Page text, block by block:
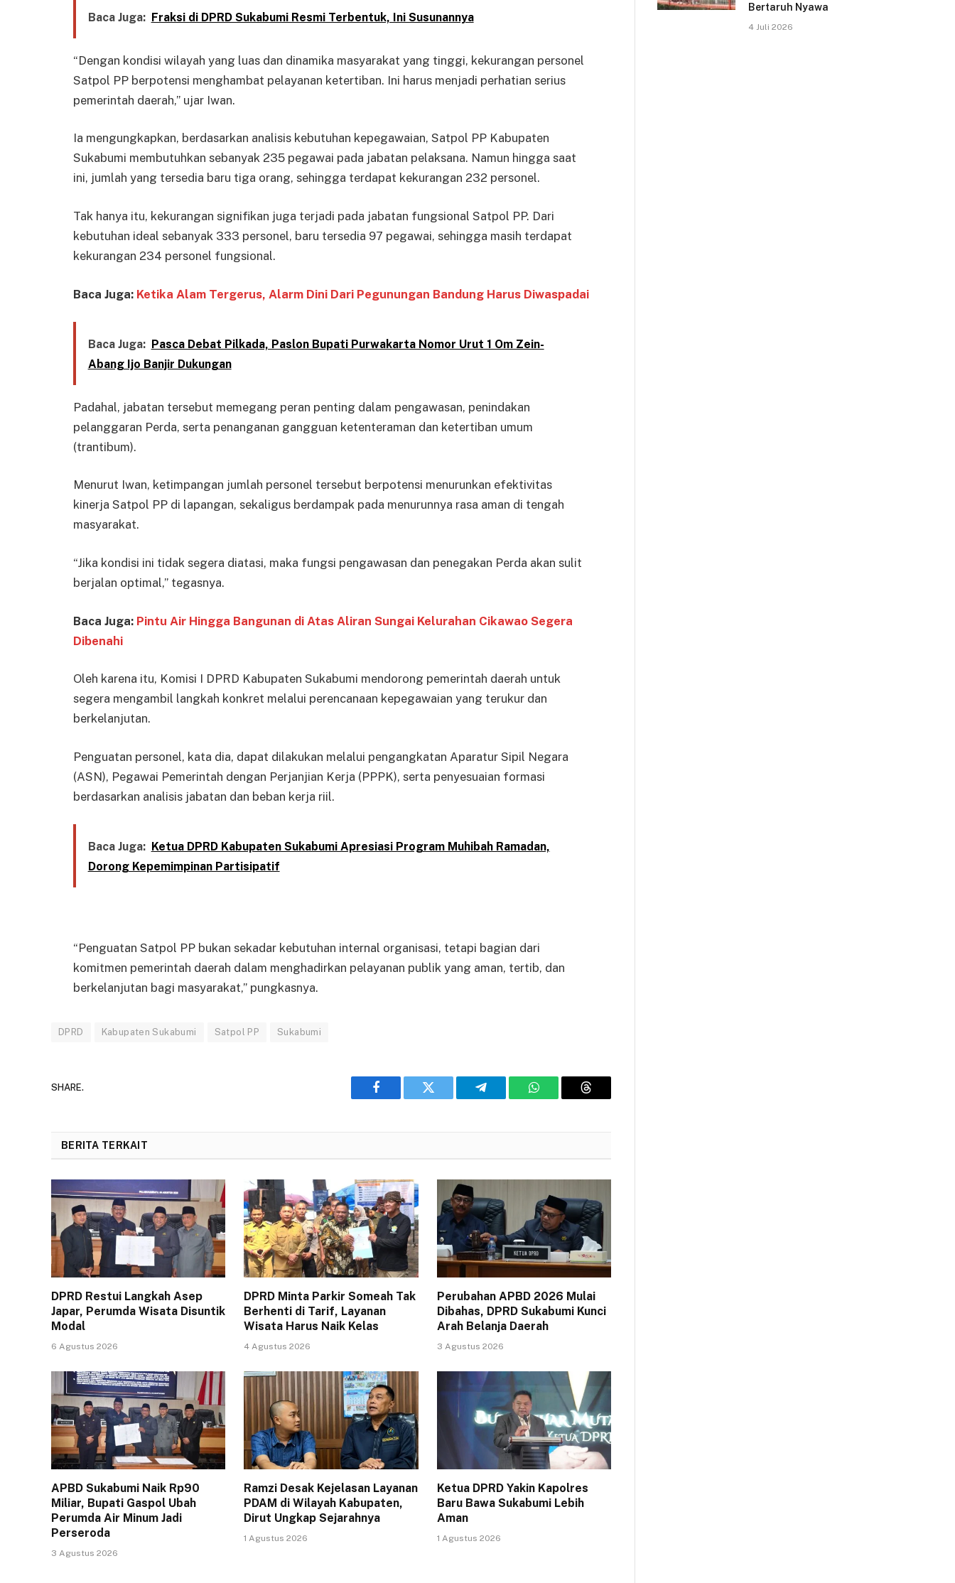
Baca Juga: Fraksi di DPRD Sukabumi Resmi Terbentuk, Ini Susunannya
“Dengan kondisi wilayah yang luas dan dinamika masyarakat yang tinggi, kekurangan personel
Satpol PP berpotensi menghambat pelayanan ketertiban. Ini harus menjadi perhatian serius
pemerintah daerah,” ujar Iwan.
Ia mengungkapkan, berdasarkan analisis kebutuhan kepegawaian, Satpol PP Kabupaten
Sukabumi membutuhkan sebanyak 235 pegawai pada jabatan pelaksana. Namun hingga saat
ini, jumlah yang tersedia baru tiga orang, sehingga terdapat kekurangan 232 personel.
Tak hanya itu, kekurangan signifikan juga terjadi pada jabatan fungsional Satpol PP. Dari
kebutuhan ideal sebanyak 333 personel, baru tersedia 97 pegawai, sehingga masih terdapat
kekurangan 234 personel fungsional.
Baca Juga: Ketika Alam Tergerus, Alarm Dini Dari Pegunungan Bandung Harus Diwaspadai
Baca Juga: Pasca Debat Pilkada, Paslon Bupati Purwakarta Nomor Urut 1 Om Zein-
Abang Ijo Banjir Dukungan
Padahal, jabatan tersebut memegang peran penting dalam pengawasan, penindakan
pelanggaran Perda, serta penanganan gangguan ketenteraman dan ketertiban umum
(trantibum).
Menurut Iwan, ketimpangan jumlah personel tersebut berpotensi menurunkan efektivitas
kinerja Satpol PP di lapangan, sekaligus berdampak pada menurunnya rasa aman di tengah
masyarakat.
“Jika kondisi ini tidak segera diatasi, maka fungsi pengawasan dan penegakan Perda akan sulit
berjalan optimal,” tegasnya.
Baca Juga: Pintu Air Hingga Bangunan di Atas Aliran Sungai Kelurahan Cikawao Segera
Dibenahi
Oleh karena itu, Komisi I DPRD Kabupaten Sukabumi mendorong pemerintah daerah untuk
segera mengambil langkah konkret melalui perencanaan kepegawaian yang terukur dan
berkelanjutan.
Penguatan personel, kata dia, dapat dilakukan melalui pengangkatan Aparatur Sipil Negara
(ASN), Pegawai Pemerintah dengan Perjanjian Kerja (PPPK), serta penyesuaian formasi
berdasarkan analisis jabatan dan beban kerja riil.
Baca Juga: Ketua DPRD Kabupaten Sukabumi Apresiasi Program Muhibah Ramadan,
Dorong Kepemimpinan Partisipatif
“Penguatan Satpol PP bukan sekadar kebutuhan internal organisasi, tetapi bagian dari
komitmen pemerintah daerah dalam menghadirkan pelayanan publik yang aman, tertib, dan
berkelanjutan bagi masyarakat,” pungkasnya.
DPRD Kabupaten Sukabumi Satpol PP Sukabumi
SHARE.
Facebook Twitter Telegram WhatsAppThreads
BERITA TERKAIT
DPRD Restui Langkah Asep
Japar, Perumda Wisata Disuntik
Modal
6 Agustus 2026
DPRD Minta Parkir Someah Tak
Berhenti di Tarif, Layanan
Wisata Harus Naik Kelas
4 Agustus 2026
Perubahan APBD 2026 Mulai
Dibahas, DPRD Sukabumi Kunci
Arah Belanja Daerah
3 Agustus 2026
APBD Sukabumi Naik Rp90
Miliar, Bupati Gaspol Ubah
Perumda Air Minum Jadi
Perseroda
3 Agustus 2026
Ramzi Desak Kejelasan Layanan
PDAM di Wilayah Kabupaten,
Dirut Ungkap Sejarahnya
1 Agustus 2026
Ketua DPRD Yakin Kapolres
Baru Bawa Sukabumi Lebih
Aman
1 Agustus 2026
Bertaruh Nyawa
4 Juli 2026